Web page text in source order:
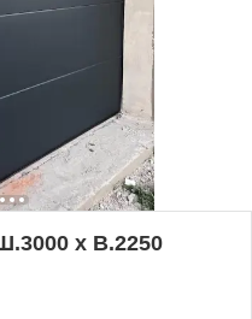
х В.2250